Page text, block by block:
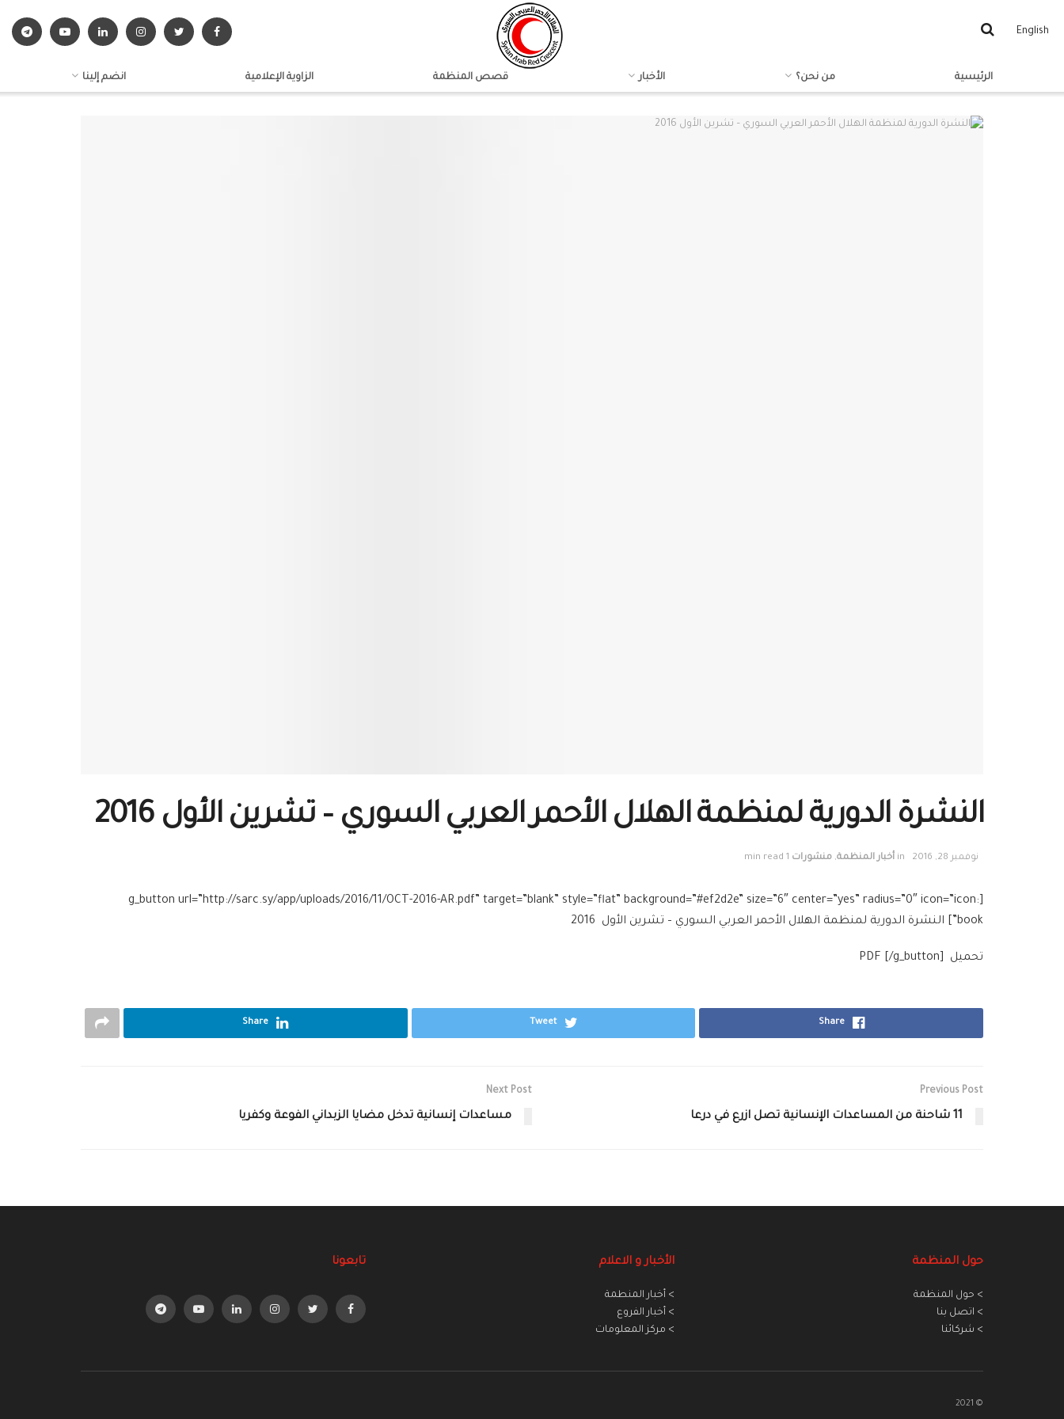
English
الرئيسية من نحن؟ الأخبار قصص المنظمة الزاوية الإعلامية انضم إلينا
النشرة الدورية لمنظمة الهلال الأحمر العربي السوري – تشرين الأول 2016
نوفمبر 28, 2016 in أخبار المنظمة, منشورات 1 min read
[g_button url=”http://sarc.sy/app/uploads/2016/11/OCT-2016-AR.pdf” target=”blank” style=”flat” background=”#ef2d2e” size=”6″ center=”yes” radius=”0″ icon=”icon:
book”] النشرة الدورية لمنظمة الهلال الأحمر العربي السوري – تشرين الأول 2016
تحميل PDF [/g_button]
Share
Tweet
Share
Previous Post
11 شاحنة من المساعدات الإنسانية تصل ازرع في درعا
Next Post
مساعدات إنسانية تدخل مضايا الزبداني الفوعة وكفريا
حول المنظمة
> حول المنظمة
> اتصل بنا
> شركائنا
الأخبار و الاعلام
> أخبار المنطمة
> أخبار الفروع
> مركز المعلومات
تابعونا
© 2021